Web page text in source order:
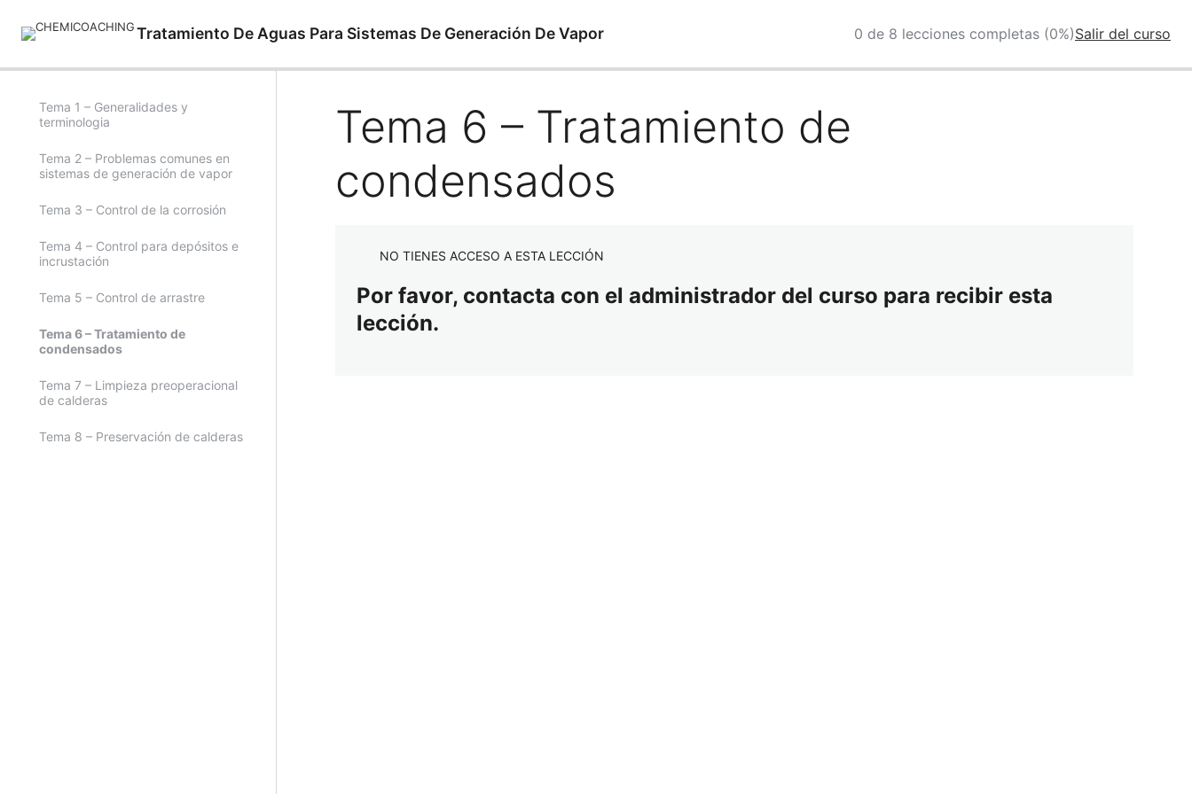
Tratamiento De Aguas Para Sistemas De Generación De Vapor 0 de 8 lecciones completas (0%)Salir del curso
Tema 1 – Generalidades y
terminologia
Tema 2 – Problemas comunes en
sistemas de generación de vapor
Tema 3 – Control de la corrosión
Tema 4 – Control para depósitos e
incrustación
Tema 5 – Control de arrastre
Tema 6 – Tratamiento de
condensados
Tema 7 – Limpieza preoperacional
de calderas
Tema 8 – Preservación de calderas
Tema 6 – Tratamiento de
condensados
NO TIENES ACCESO A ESTA LECCIÓN
Por favor, contacta con el administrador del curso para recibir esta
lección.